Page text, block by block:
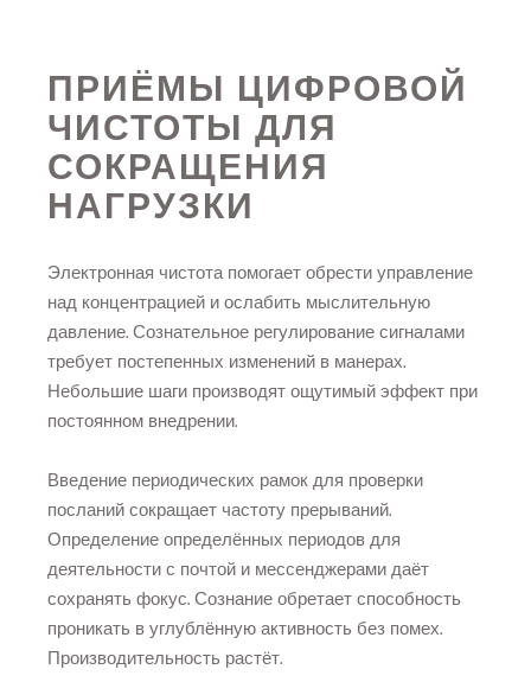
ПРИЁМЫ ЦИФРОВОЙ
ЧИСТОТЫ ДЛЯ
СОКРАЩЕНИЯ
НАГРУЗКИ
Электронная чистота помогает обрести управление
над концентрацией и ослабить мыслительную
давление. Сознательное регулирование сигналами
требует постепенных изменений в манерах.
Небольшие шаги производят ощутимый эффект при
постоянном внедрении.
Введение периодических рамок для проверки
посланий сокращает частоту прерываний.
Определение определённых периодов для
деятельности с почтой и мессенджерами даёт
сохранять фокус. Сознание обретает способность
проникать в углублённую активность без помех.
Производительность растёт.